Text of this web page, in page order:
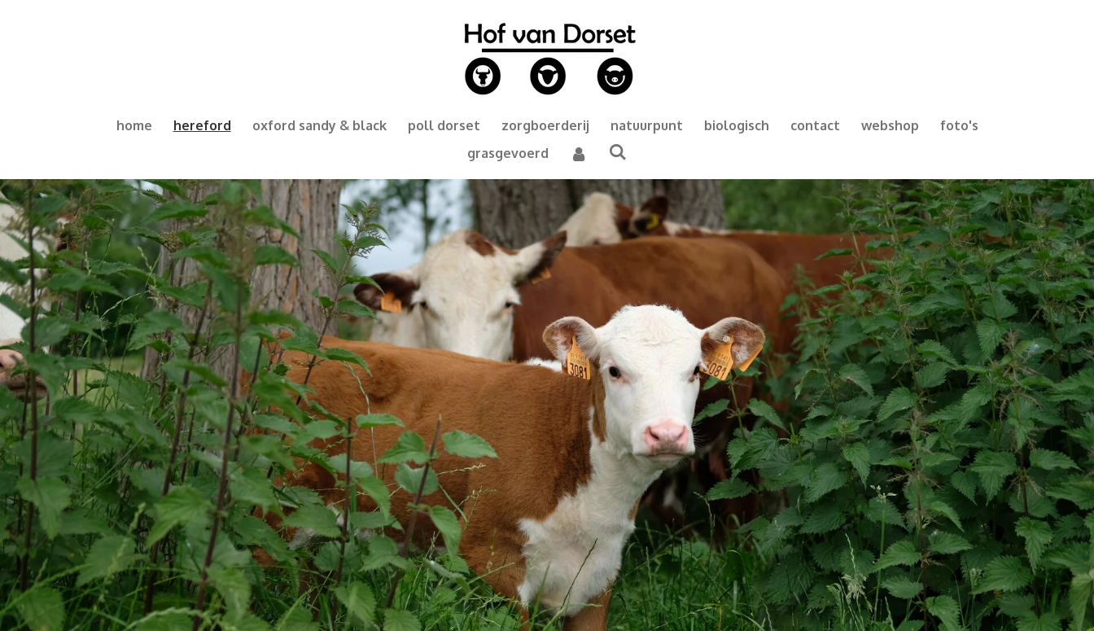
home hereford oxford sandy & black poll dorset zorgboerderij natuurpunt biologisch contact webshop
foto's
grasgevoerd